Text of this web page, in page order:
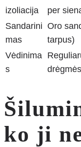
izoliacija
per
Sandarini
mas
Oro
tarpus)
Vėdinima
s
ko ji